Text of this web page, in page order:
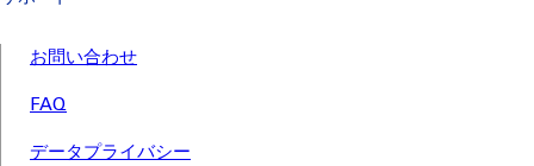
お問い合わせ
FAQ
データプライバシー